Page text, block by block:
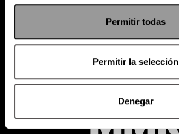
Permitir todas
Permitir la selección
Denegar
PODCAST RADIO MARTHA
SACA TU ID